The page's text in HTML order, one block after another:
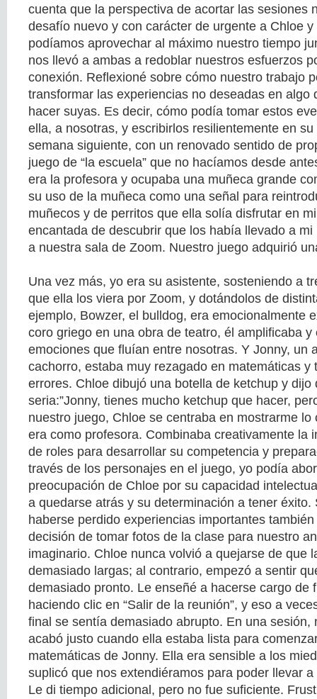
cuenta que la perspectiva de acortar las sesiones
desafío nuevo y con carácter de urgente a Chloe
podíamos aprovechar al máximo nuestro tiempo
nos llevó a ambas a redoblar nuestros esfuerzos
conexión. Reflexioné sobre cómo nuestro trabajo
transformar las experiencias no deseadas en algo
hacer suyas. Es decir, cómo podía tomar estos
ella, a nosotras, y escribirlos resilientemente en
semana siguiente, con un renovado sentido de
juego de “la escuela” que no hacíamos desde
era la profesora y ocupaba una muñeca grande
su uso de la muñeca como una señal para
muñecos y de perritos que ella solía disfrutar en
encantada de descubrir que los había llevado a
a nuestra sala de Zoom. Nuestro juego adquirió
Una vez más, yo era su asistente, sosteniendo a
que ella los viera por Zoom, y dotándolos de
ejemplo, Bowzer, el bulldog, era emocionalmente
coro griego en una obra de teatro, él amplificaba y
emociones que fluían entre nosotras. Y Jonny, un
cachorro, estaba muy rezagado en matemáticas y
errores. Chloe dibujó una botella de ketchup y dijo
seria:”Jonny, tienes mucho ketchup que hacer,
nuestro juego, Chloe se centraba en mostrarme lo
era como profesora. Combinaba creativamente la
de roles para desarrollar su competencia y
través de los personajes en el juego, yo podía
preocupación de Chloe por su capacidad
a quedarse atrás y su determinación a tener éxito.
haberse perdido experiencias importantes
decisión de tomar fotos de la clase para nuestro
imaginario. Chloe nunca volvió a quejarse de que
demasiado largas; al contrario, empezó a sentir
demasiado pronto. Le enseñé a hacerse cargo de
haciendo clic en “Salir de la reunión”, y eso a
final se sentía demasiado abrupto. En una sesión,
acabó justo cuando ella estaba lista para
matemáticas de Jonny. Ella era sensible a los
suplicó que nos extendiéramos para poder llevar
Le di tiempo adicional, pero no fue suficiente.